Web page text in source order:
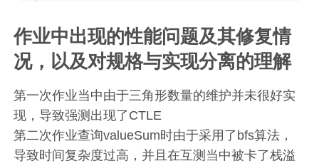
作业中出现的性能问题及其修复情
况，以及对规格与实现分离的理解
第一次作业当中由于三角形数量的维护并未很好实
现，导致强测出现了CTLE
第二次作业查询valueSum时由于采用了bfs算法，
导致时间复杂度过高，并且在互测当中被卡了栈溢